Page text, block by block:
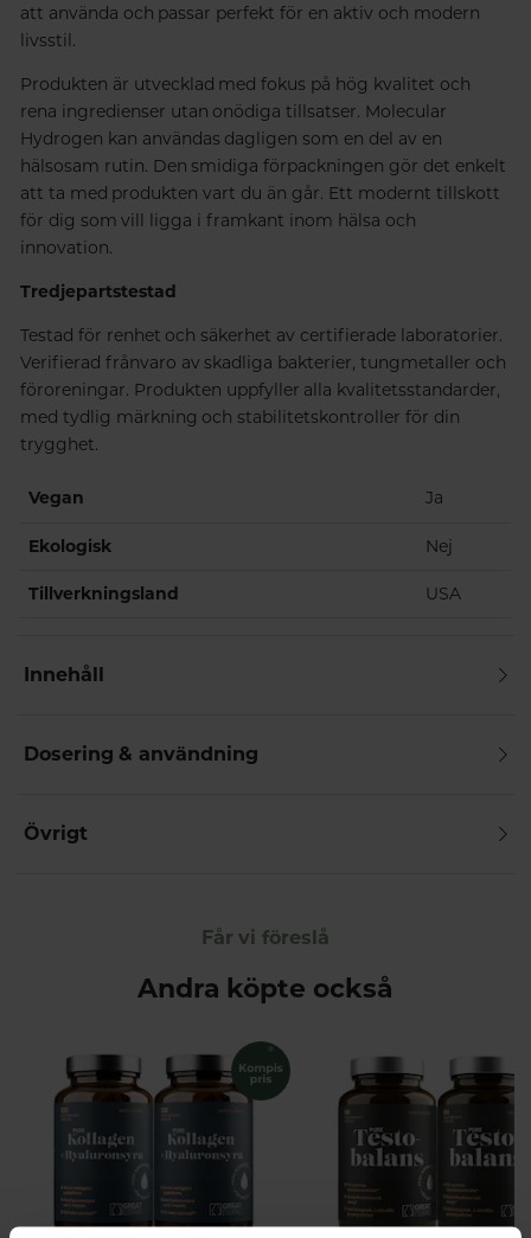
att använda och passar perfekt för en aktiv och modern
livsstil.
Produkten är utvecklad med fokus på hög kvalitet och
rena ingredienser utan onödiga tillsatser. Molecular
Hydrogen kan användas dagligen som en del av en
hälsosam rutin. Den smidiga förpackningen gör det enkelt
att ta med produkten vart du än går. Ett modernt tillskott
för dig som vill ligga i framkant inom hälsa och
innovation.
Tredjepartstestad
Testad för renhet och säkerhet av certifierade laboratorier.
Verifierad frånvaro av skadliga bakterier, tungmetaller och
föroreningar. Produkten uppfyller alla kvalitetsstandarder,
med tydlig märkning och stabilitetskontroller för din
trygghet.
Vegan Ja
Ekologisk Nej
Tillverkningsland USA
Innehåll
Dosering & användning
Övrigt
Får vi föreslå
Andra köpte också